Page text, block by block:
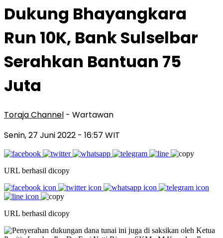
Dukung Bhayangkara
Run 10K, Bank Sulselbar
Serahkan Bantuan 75
Juta
Toraja Channel - Wartawan
Senin, 27 Juni 2022 - 16:57 WIT
URL berhasil dicopy
URL berhasil dicopy